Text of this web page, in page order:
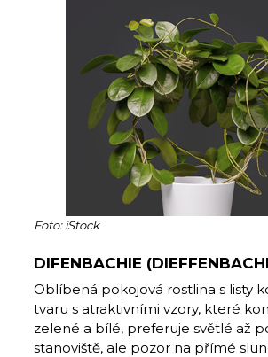
Foto: iStock
DIFENBACHIE
Oblíbená pokojová rostlina s listy
tvaru s atraktivními vzory, které
zelené a bílé, preferuje světlé až
stanoviště, ale pozor na přímé